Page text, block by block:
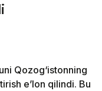
Qozog‘istonning
e’lon qilindi. Bu